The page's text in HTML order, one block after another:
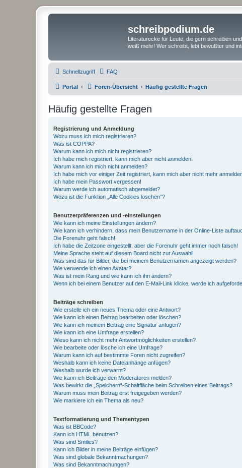
schreibpodium.de
Literaturecke für Leute, die gern schreiben
weiß mehr! Wer schreibt, lebt bewußter und
Schnellzugriff FAQ
Portal Foren-Übersicht Häufig gestellte Fragen
Häufig gestellte Fragen
Registrierung und Anmeldung
Wozu muss ich mich registrieren?
Was ist COPPA?
Warum kann ich mich nicht registrieren?
Ich habe mich registriert, kann mich aber nicht anmelden!
Warum kann ich mich nicht anmelden?
Ich habe mich vor einiger Zeit registriert, kann mich aber nicht mehr
Ich habe mein Passwort vergessen!
Warum werde ich automatisch abgemeldet?
Wozu ist die Funktion „Alle Cookies löschen“?
Benutzerpräferenzen und -einstellungen
Wie kann ich meine Einstellungen ändern?
Wie kann ich verhindern, dass mein Benutzername in der Online-Liste
Die Forenuhr geht falsch!
Ich habe die Zeitzone eingestellt, aber die Forenuhr geht immer noch falsch!
Meine Sprache steht auf diesem Board nicht zur Auswahl!
Was sind das für Bilder, die bei meinem Benutzernamen angezeigt werden?
Wie verwende ich einen Avatar?
Was ist mein Rang und wie kann ich ihn ändern?
Wenn ich bei einem Benutzer auf den E-Mail-Link klicke, werde ich
Beiträge schreiben
Wie erstelle ich ein neues Thema oder eine Antwort?
Wie kann ich einen Beitrag bearbeiten oder löschen?
Wie kann ich meinem Beitrag eine Signatur anfügen?
Wie kann ich eine Umfrage erstellen?
Wieso kann ich nicht mehr Antwortmöglichkeiten erstellen?
Wie bearbeite oder lösche ich eine Umfrage?
Warum kann ich auf bestimmte Foren nicht zugreifen?
Weshalb kann ich keine Dateianhänge anfügen?
Weshalb wurde ich verwarnt?
Wie kann ich Beiträge den Moderatoren melden?
Was bewirkt die „Speichern“-Schaltfläche beim Schreiben eines Beitrags?
Warum muss mein Beitrag erst freigegeben werden?
Wie markiere ich ein Thema als neu?
Textformatierung und Thementypen
Was ist BBCode?
Kann ich HTML benutzen?
Was sind Smilies?
Kann ich Bilder in meine Beiträge einfügen?
Was sind globale Bekanntmachungen?
Was sind Bekanntmachungen?